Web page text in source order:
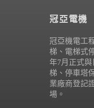
冠亞電機
冠亞機電工
梯、電梯式
年7月正式
梯、停車塔
業廠商登記
場。